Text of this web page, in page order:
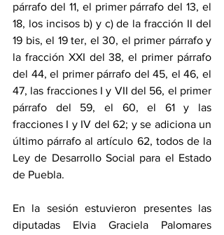
párrafo del 11, el primer párrafo del 13, el
18, los incisos b) y c) de la fracción II del
19 bis, el 19 ter, el 30, el primer párrafo y
la fracción XXI del 38, el primer párrafo
del 44, el primer párrafo del 45, el 46, el
47, las fracciones I y VII del 56, el primer
párrafo del 59, el 60, el 61 y las
fracciones I y IV del 62; y se adiciona un
último párrafo al artículo 62, todos de la
Ley de Desarrollo Social para el Estado
de Puebla.
En la sesión estuvieron presentes las
diputadas Elvia Graciela Palomares